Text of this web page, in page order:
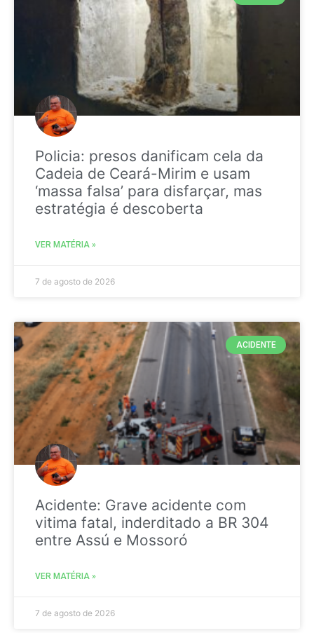
Policia: presos danificam cela da
Cadeia de Ceará-Mirim e usam
‘massa falsa’ para disfarçar, mas
estratégia é descoberta
VER MATÉRIA »
7 de agosto de 2026
ACIDENTE
Acidente: Grave acidente com
vitima fatal, inderditado a BR 304
entre Assú e Mossoró
VER MATÉRIA »
7 de agosto de 2026